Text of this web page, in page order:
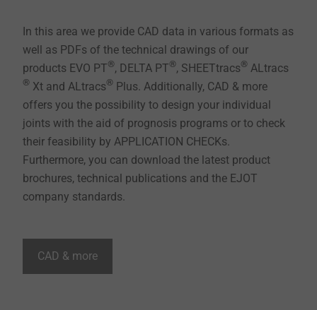
In this area we provide CAD data in various formats as
well as PDFs of the technical drawings of our
products EVO PT®, DELTA PT®, SHEETtracs® ALtracs
® Xt and ALtracs® Plus. Additionally, CAD & more
offers you the possibility to design your individual
joints with the aid of prognosis programs or to check
their feasibility by APPLICATION CHECKs.
Furthermore, you can download the latest product
brochures, technical publications and the EJOT
company standards.
CAD & more